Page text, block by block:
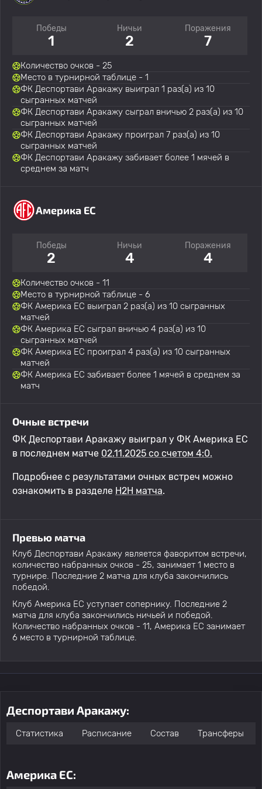
Победы
1
Ничьи
2
Поражения
7
Количество очков - 25
Место в турнирной таблице - 1
ФК Деспортави Аракажу выиграл 1 раз(а) из 10
сыгранных матчей
ФК Деспортави Аракажу сыграл вничью 2 раз(а) из 10
сыгранных матчей
ФК Деспортави Аракажу проиграл 7 раз(а) из 10
сыгранных матчей
ФК Деспортави Аракажу забивает более 1 мячей в
среднем за матч
Америка EC
Победы
2
Ничьи
4
Поражения
4
Количество очков - 11
Место в турнирной таблице - 6
ФК Америка EC выиграл 2 раз(а) из 10 сыгранных
матчей
ФК Америка EC сыграл вничью 4 раз(а) из 10
сыгранных матчей
ФК Америка EC проиграл 4 раз(а) из 10 сыгранных
матчей
ФК Америка EC забивает более 1 мячей в среднем за
матч
Очные встречи
ФК Деспортави Аракажу выиграл у ФК Америка EC
в последнем матче 02.11.2025 со счетом 4:0.
Подробнее с результатами очных встреч можно
ознакомить в разделе H2H матча.
Превью матча
Клуб Деспортави Аракажу является фаворитом встречи,
количество набранных очков - 25, занимает 1 место в
турнире. Последние 2 матча для клуба закончились
победой.
Клуб Америка EC уступает сопернику. Последние 2
матча для клуба закончились ничьей и победой.
Количество набранных очков - 11, Америка EC занимает
6 место в турнирной таблице.
Деспортави Аракажу:
Статистика Расписание Состав Трансферы
Америка EC: